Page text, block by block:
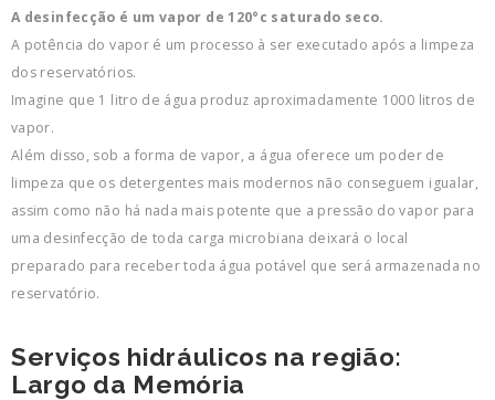
A desinfecção é um vapor de 120°c saturado seco.
A potência do vapor é um processo à ser executado após a limpeza
dos reservatórios.
Imagine que 1 litro de água produz aproximadamente 1000 litros de
vapor.
Além disso, sob a forma de vapor, a água oferece um poder de
limpeza que os detergentes mais modernos não conseguem igualar,
assim como não há nada mais potente que a pressão do vapor para
uma desinfecção de toda carga microbiana deixará o local
preparado para receber toda água potável que será armazenada no
reservatório.
Serviços hidráulicos na região:
Largo da Memória